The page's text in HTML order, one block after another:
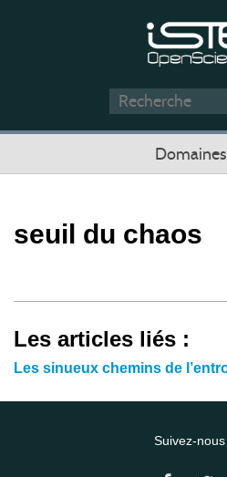
Domaines
seuil du chaos
Les articles liés :
Les sinueux chemins de
Suivez-